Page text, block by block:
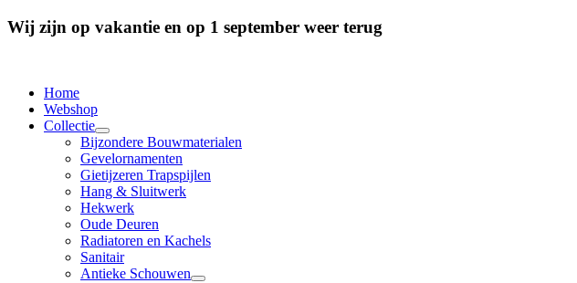
Wij zijn op vakantie en op 1 september weer terug
Home
Webshop
Collectie
Bijzondere Bouwmaterialen
Gevelornamenten
Gietijzeren Trapspijlen
Hang & Sluitwerk
Hekwerk
Oude Deuren
Radiatoren en Kachels
Sanitair
Antieke Schouwen